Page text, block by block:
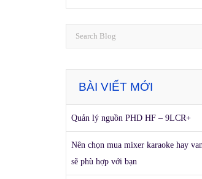
BÀI VIẾT MỚI
Quản lý nguồn PHD HF – 9LCR+
Nên chọn mua mixer karaoke hay
sẽ phù hợp với bạn